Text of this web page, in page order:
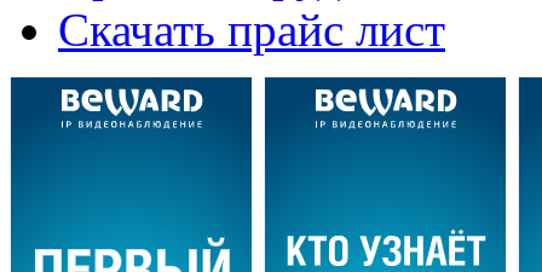
Скачать прайс лист